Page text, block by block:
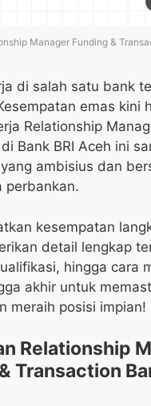
Manager Funding &
di salah satu bank
emas kini
Relationship
Bank BRI Aceh ini
ambisius dan
perbankan.
kesempatan
detail lengkap
hingga cara
akhir untuk
meraih posisi impian!
Relationship
Transaction